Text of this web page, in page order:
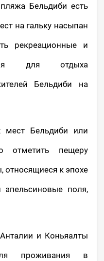
Бельдиби есть
на гальку насыпан
рекреационные и
для отдыха
Бельдиби на
мест Бельдиби или
пещеру
относящиеся к эпохе
поля,
и Коньяалты
проживания в